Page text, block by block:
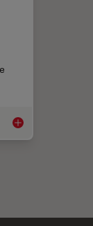
Introduction to Live-